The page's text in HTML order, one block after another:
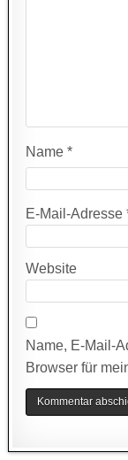
Name*
E-Mail-Adresse
Website
Name, E-Mail-
Browser für